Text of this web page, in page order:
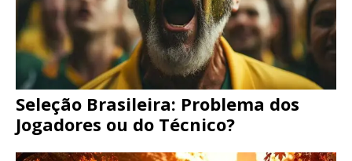
Seleção Brasileira: Problema dos
Jogadores ou do Técnico?